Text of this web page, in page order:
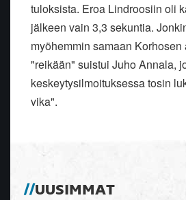
tuloksista. Eroa Lindroosiin oli
jälkeen vain 3,3 sekuntia.
myöhemmin samaan Korhosen
"reikään" suistui Juho Annala,
keskeytysilmoituksessa tosin
vika".
UUSIMMAT